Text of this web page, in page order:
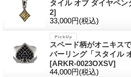
タイル オブ ダイヤペン
2]
33,000円(税込)
スペード柄がオニキス
バーリング「スタイル
[ARKR-0023OXSV]
44,000円(税込)